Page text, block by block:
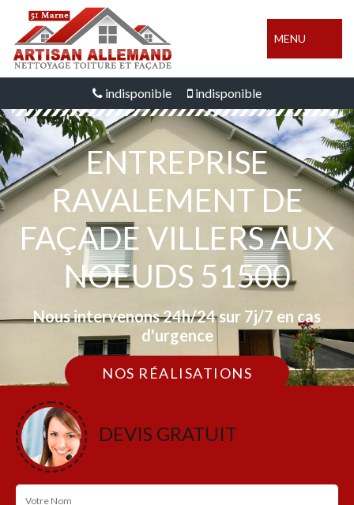
MENU
indisponible indisponible
ENTREPRISE
RAVALEMENT DE
FAÇADE VILLERS AUX
NOEUDS 51500
Nous intervenons 24h/24 sur 7j/7 en cas
d'urgence
NOS RÉALISATIONS
DEVIS GRATUIT